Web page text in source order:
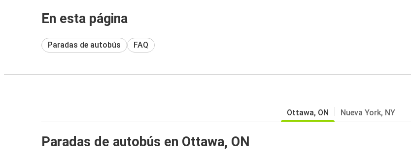
En esta página
Paradas de autobús FAQ
Ottawa, ON Nueva York, NY
Paradas de autobús en Ottawa, ON